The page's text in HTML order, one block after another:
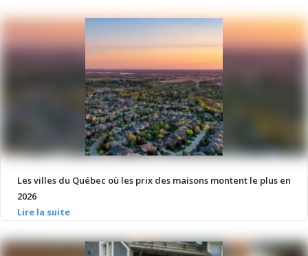
Les villes du Québec où les prix des maisons montent le plus en
2026